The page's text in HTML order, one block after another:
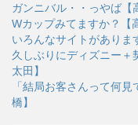
ブ
ゴ
リ
ー
ガンニバル・・っやば【
Wカップみてますか？【
いろんなサイトがありま
久しぶりにディズニー
太田】
「結局お客さんって何
橋】